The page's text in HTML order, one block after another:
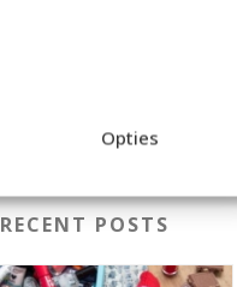
Opties
RECENT POSTS